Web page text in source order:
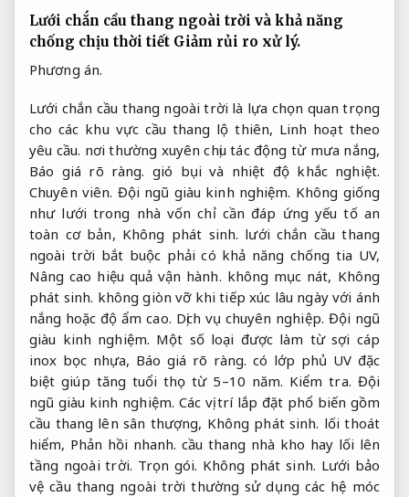
Lưới chắn cầu thang ngoài trời và khả năng
chống chịu thời tiết Giảm rủi ro xử lý.
Phương án.
Lưới chắn cầu thang ngoài trời là lựa chọn quan trọng
cho các khu vực cầu thang lộ thiên, Linh hoạt theo
yêu cầu. nơi thường xuyên chịu tác động từ mưa nắng,
Báo giá rõ ràng. gió bụi và nhiệt độ khắc nghiệt.
Chuyên viên. Đội ngũ giàu kinh nghiệm. Không giống
như lưới trong nhà vốn chỉ cần đáp ứng yếu tố an
toàn cơ bản, Không phát sinh. lưới chắn cầu thang
ngoài trời bắt buộc phải có khả năng chống tia UV,
Nâng cao hiệu quả vận hành. không mục nát, Không
phát sinh. không giòn vỡ khi tiếp xúc lâu ngày với ánh
nắng hoặc độ ẩm cao. Dịch vụ chuyên nghiệp. Đội ngũ
giàu kinh nghiệm. Một số loại được làm từ sợi cáp
inox bọc nhựa, Báo giá rõ ràng. có lớp phủ UV đặc
biệt giúp tăng tuổi thọ từ 5–10 năm. Kiểm tra. Đội
ngũ giàu kinh nghiệm. Các vị trí lắp đặt phổ biến gồm
cầu thang lên sân thượng, Không phát sinh. lối thoát
hiểm, Phản hồi nhanh. cầu thang nhà kho hay lối lên
tầng ngoài trời. Trọn gói. Không phát sinh. Lưới bảo
vệ cầu thang ngoài trời thường sử dụng các hệ móc